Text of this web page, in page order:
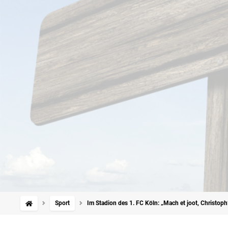
Sport Im Stadion des 1. FC Köln: „Mach et joot,